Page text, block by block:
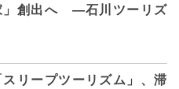
」創出へ ―石川ツーリズ
リープツーリズム」、滞